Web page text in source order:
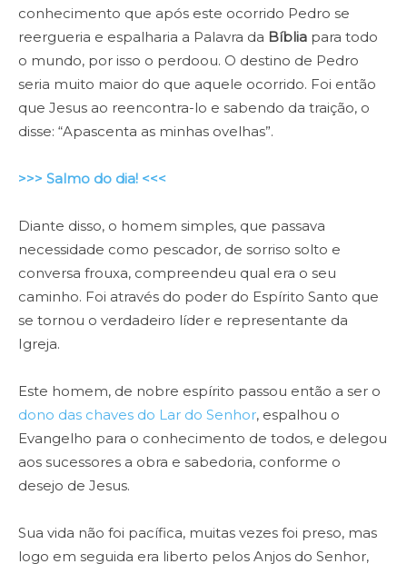
conhecimento que após este ocorrido Pedro se
reergueria e espalharia a Palavra da Bíblia para todo
o mundo, por isso o perdoou. O destino de Pedro
seria muito maior do que aquele ocorrido. Foi então
que Jesus ao reencontra-lo e sabendo da traição, o
disse: “Apascenta as minhas ovelhas”.
>>> Salmo do dia! <<<
Diante disso, o homem simples, que passava
necessidade como pescador, de sorriso solto e
conversa frouxa, compreendeu qual era o seu
caminho. Foi através do poder do Espírito Santo que
se tornou o verdadeiro líder e representante da
Igreja.
Este homem, de nobre espírito passou então a ser o
dono das chaves do Lar do Senhor, espalhou o
Evangelho para o conhecimento de todos, e delegou
aos sucessores a obra e sabedoria, conforme o
desejo de Jesus.
Sua vida não foi pacífica, muitas vezes foi preso, mas
logo em seguida era liberto pelos Anjos do Senhor,